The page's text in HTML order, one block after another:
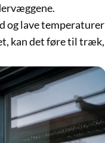
og lave temperaturer
kan det føre til træk,